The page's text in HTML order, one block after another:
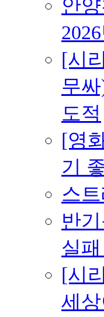
안
[시
무
도적
[영
기
스
반
실
[시
세